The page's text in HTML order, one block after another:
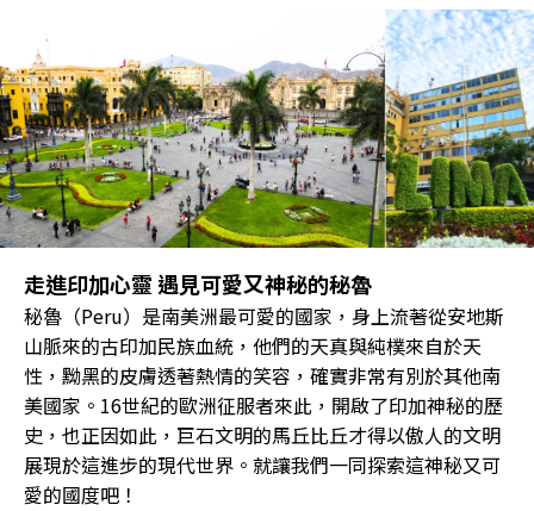
走進印加心靈 遇見可愛又神秘的秘魯
秘魯（Peru）是南美洲最可愛的國家，身上流著從安地斯
山脈來的古印加民族血統，他們的天真與純樸來自於天
性，黝黑的皮膚透著熱情的笑容，確實非常有別於其他南
美國家。16世紀的歐洲征服者來此，開啟了印加神秘的歷
史，也正因如此，巨石文明的馬丘比丘才得以傲人的文明
展現於這進步的現代世界。就讓我們一同探索這神秘又可
愛的國度吧！